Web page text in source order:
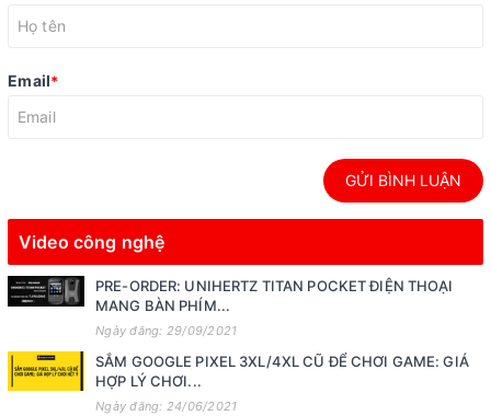
Email*
GỬI BÌNH LUẬN
Video công nghệ
PRE-ORDER: UNIHERTZ TITAN POCKET ĐIỆN THOẠI
MANG BÀN PHÍM...
Ngày đăng: 29/09/2021
SẮM GOOGLE PIXEL 3XL/4XL CŨ ĐỂ CHƠI GAME: GIÁ
HỢP LÝ CHƠI...
Ngày đăng: 24/06/2021